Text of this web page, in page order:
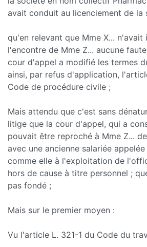
avait conduit au licenciement de la
qu'en relevant que Mme X... n'avait
l'encontre de Mme Z... aucune
cour d'appel a modifié les termes
ainsi, par refus d'application,
Code de procédure civile ;
Mais attendu que c'est sans
litige que la cour d'appel, qui a
pouvait être reproché à Mme Z...
avec une ancienne salariée
comme elle à l'exploitation de
hors de cause à titre personnel ;
pas fondé ;
Mais sur le premier moyen :
Vu l'article L. 321-1 du Code du